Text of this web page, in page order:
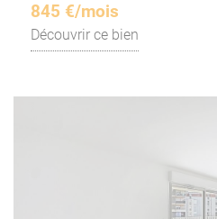
845 €/mois
Découvrir ce bien